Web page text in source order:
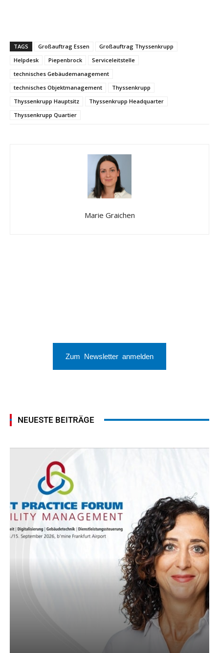
TAGS Großauftrag Essen
Großauftrag Thyssenkrupp
Helpdesk
Piepenbrock
Serviceleitstelle
technisches Gebäudemanagement
technisches Objektmanagement
Thyssenkrupp
Thyssenkrupp Hauptsitz
Thyssenkrupp Headquarter
Thyssenkrupp Quartier
Marie Graichen
Zum Newsletter anmelden
NEUESTE BEITRÄGE